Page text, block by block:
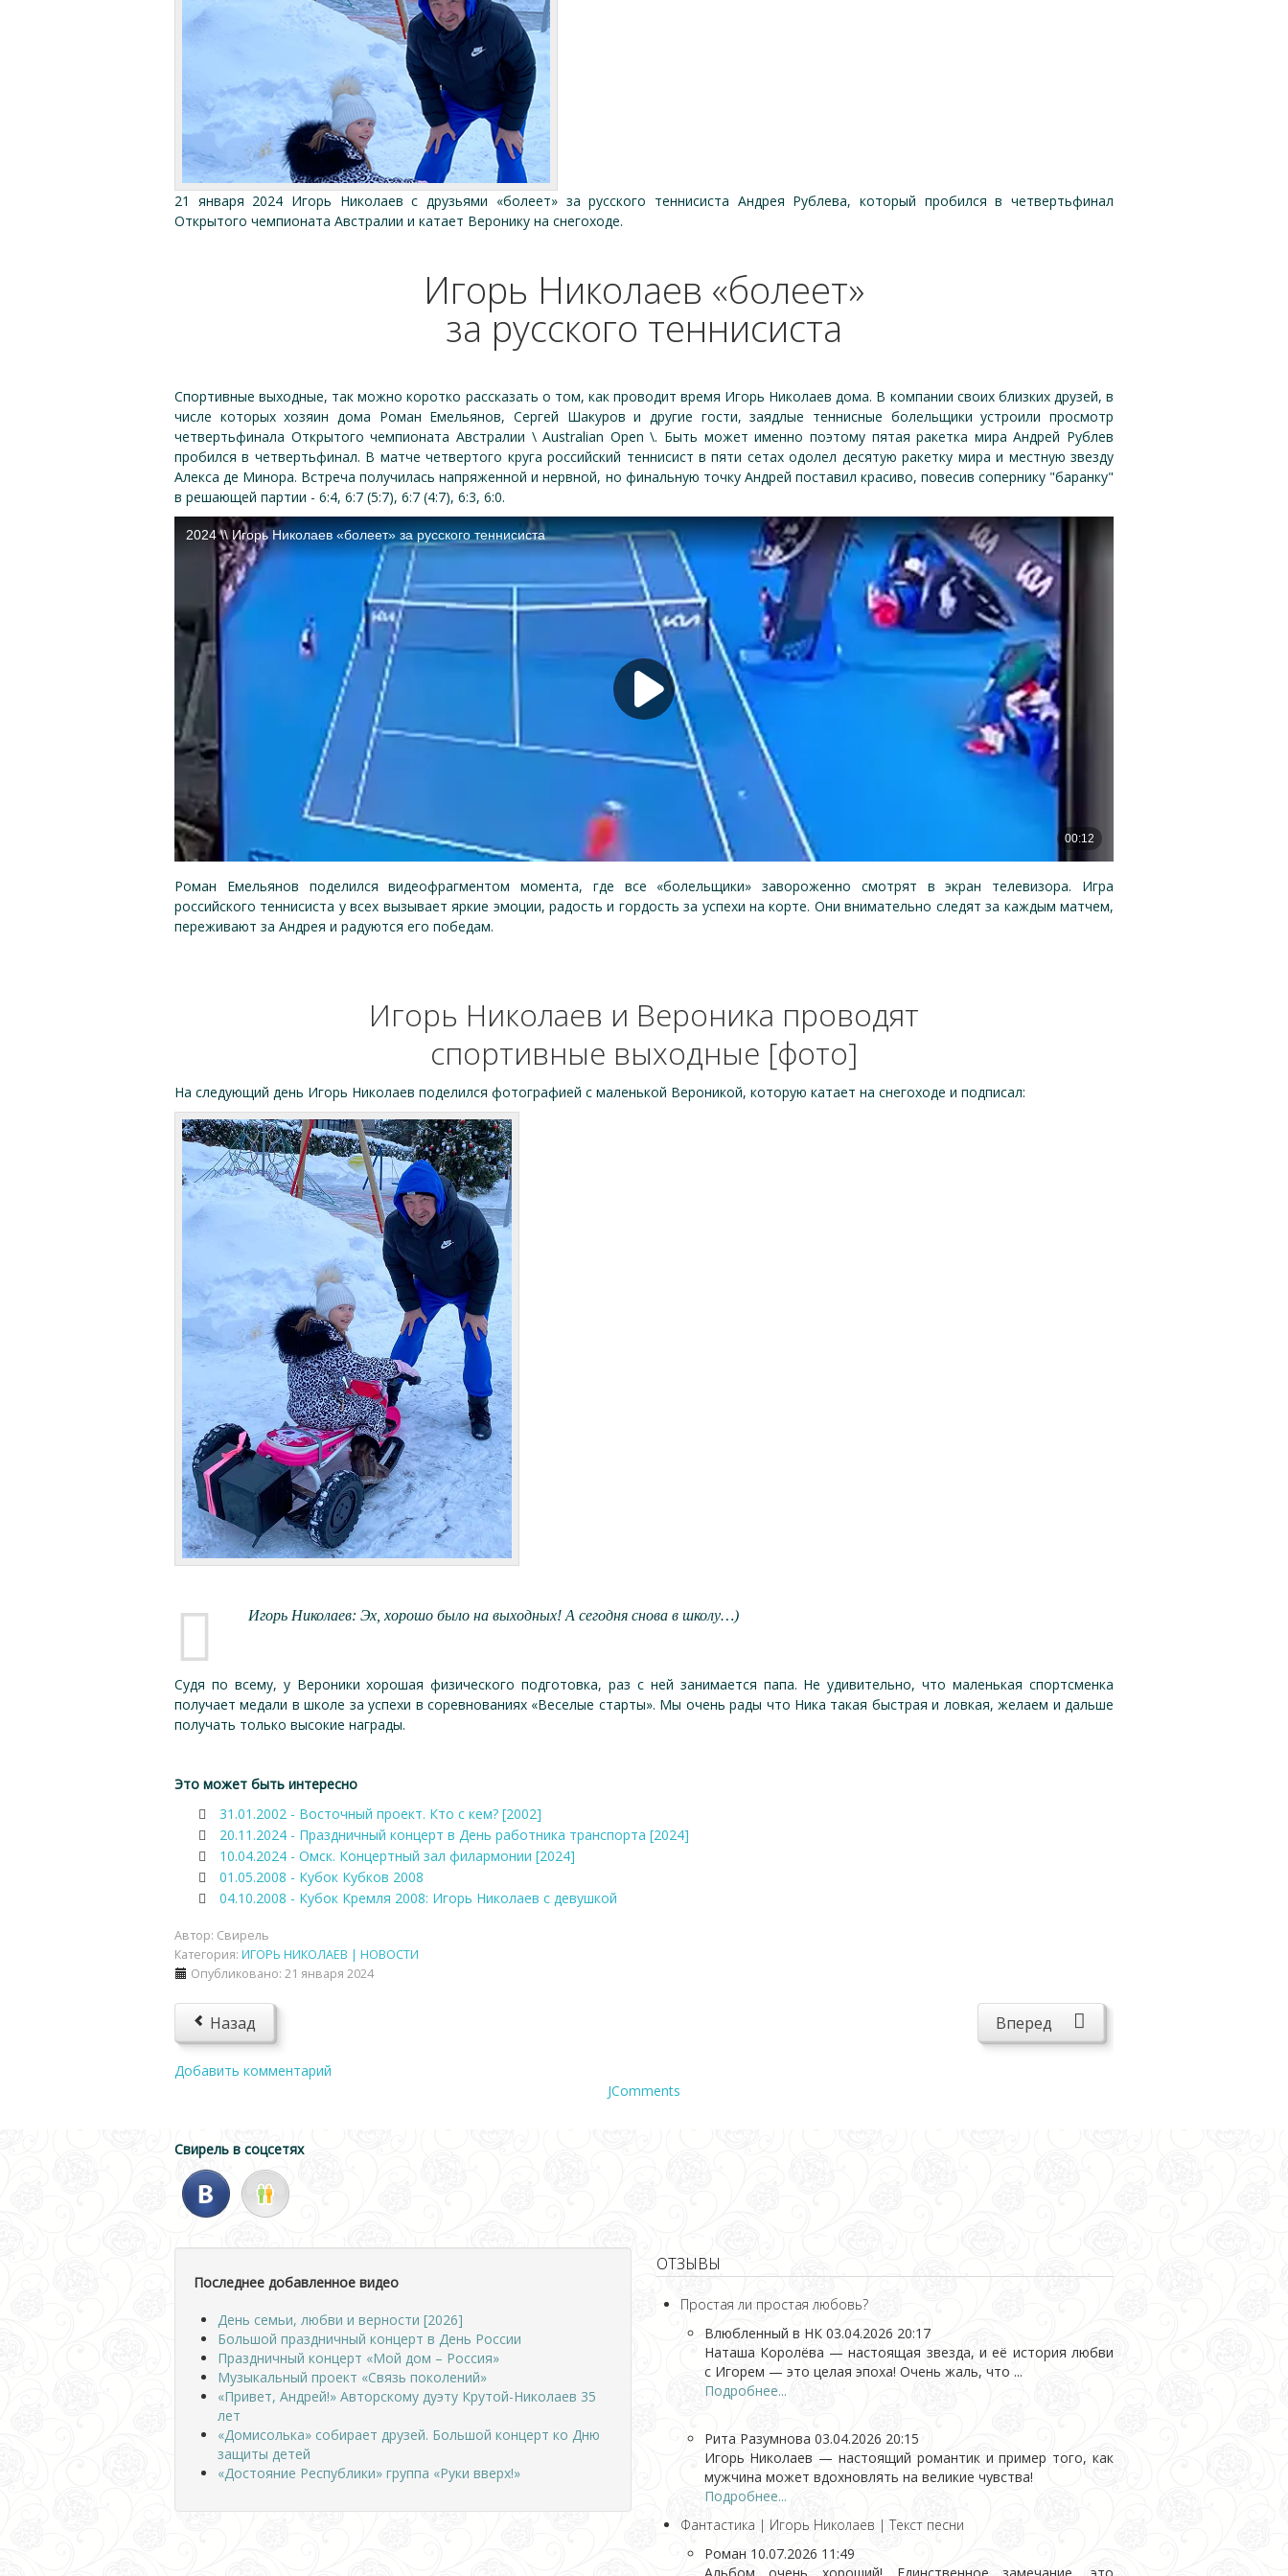
21 января 2024 Игорь Николаев с друзьями «болеет» за русского теннисиста Андрея Рублева, который пробился в четвертьфинал
Открытого чемпионата Австралии и катает Веронику на снегоходе.
Игорь Николаев «болеет»
за русского теннисиста
Спортивные выходные, так можно коротко рассказать о том, как проводит время Игорь Николаев дома. В компании своих близких друзей, в
числе которых хозяин дома Роман Емельянов, Сергей Шакуров и другие гости, заядлые теннисные болельщики устроили просмотр
четвертьфинала Открытого чемпионата Австралии \ Australian Open \. Быть может именно поэтому пятая ракетка мира Андрей Рублев
пробился в четвертьфинал. В матче четвертого круга российский теннисист в пяти сетах одолел десятую ракетку мира и местную звезду
Алекса де Минора. Встреча получилась напряженной и нервной, но финальную точку Андрей поставил красиво, повесив сопернику "баранку"
в решающей партии - 6:4, 6:7 (5:7), 6:7 (4:7), 6:3, 6:0.
Роман Емельянов поделился видеофрагментом момента, где все «болельщики» завороженно смотрят в экран телевизора. Игра
российского теннисиста у всех вызывает яркие эмоции, радость и гордость за успехи на корте. Они внимательно следят за каждым матчем,
переживают за Андрея и радуются его победам.
Игорь Николаев и Вероника проводят
спортивные выходные [фото]
На следующий день Игорь Николаев поделился фотографией с маленькой Вероникой, которую катает на снегоходе и подписал:
Игорь Николаев: Эх, хорошо было на выходных! А сегодня снова в школу…)
Судя по всему, у Вероники хорошая физического подготовка, раз с ней занимается папа. Не удивительно, что маленькая спортсменка
получает медали в школе за успехи в соревнованиях «Веселые старты». Мы очень рады что Ника такая быстрая и ловкая, желаем и дальше
получать только высокие награды.
Это может быть интересно
31.01.2002 - Восточный проект. Кто с кем? [2002]
20.11.2024 - Праздничный концерт в День работника транспорта [2024]
10.04.2024 - Омск. Концертный зал филармонии [2024]
01.05.2008 - Кубок Кубков 2008
04.10.2008 - Кубок Кремля 2008: Игорь Николаев с девушкой
Автор: Свирель
Категория: ИГОРЬ НИКОЛАЕВ | НОВОСТИ
Опубликовано: 21 января 2024
Назад Вперед
Добавить комментарий
JComments
Свирель в соцсетях
Последнее добавленное видео
День семьи, любви и верности [2026]
Большой праздничный концерт в День России
Праздничный концерт «Мой дом – Россия»
Музыкальный проект «Связь поколений»
«Привет, Андрей!» Авторскому дуэту Крутой-Николаев 35
лет
«Домисолька» собирает друзей. Большой концерт ко Дню
защиты детей
«Достояние Республики» группа «Руки вверх!»
ОТЗЫВЫ
Простая ли простая любовь?
Влюбленный в НК 03.04.2026 20:17
Наташа Королёва — настоящая звезда, и её история любви
с Игорем — это целая эпоха! Очень жаль, что ...
Подробнее...
Рита Разумнова 03.04.2026 20:15
Игорь Николаев — настоящий романтик и пример того, как
мужчина может вдохновлять на великие чувства!
Подробнее...
Фантастика | Игорь Николаев | Текст песни
Роман 10.07.2026 11:49